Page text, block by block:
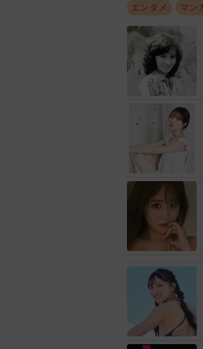
絵のインパ
色丞狂介が変
て、顔面パン
ジュアルは一
密が隠れてい
エンタメ マン